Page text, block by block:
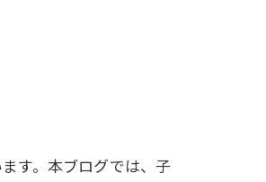
す。本ブログでは、子